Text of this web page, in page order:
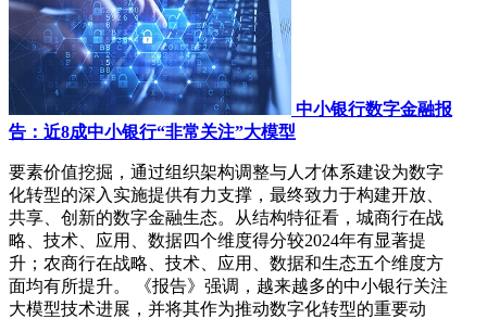
中小银行数字金融报
告：近8成中小银行“非常关注”大模型
要素价值挖掘，通过组织架构调整与人才体系建设为数字
化转型的深入实施提供有力支撑，最终致力于构建开放、
共享、创新的数字金融生态。从结构特征看，城商行在战
略、技术、应用、数据四个维度得分较2024年有显著提
升；农商行在战略、技术、应用、数据和生态五个维度方
面均有所提升。 《报告》强调，越来越多的中小银行关注
大模型技术进展，并将其作为推动数字化转型的重要动